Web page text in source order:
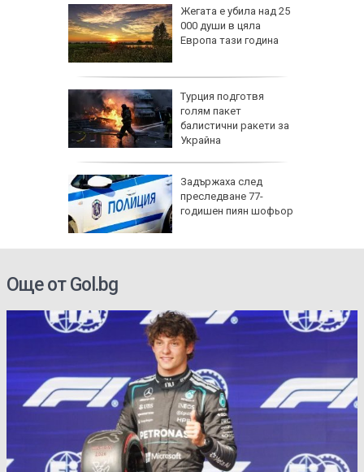
Жегата е убила над 25
000 души в цяла
Европа тази година
Турция подготвя
голям пакет
балистични ракети за
Украйна
Задържаха след
преследване 77-
годишен пиян шофьор
Още от Gol.bg